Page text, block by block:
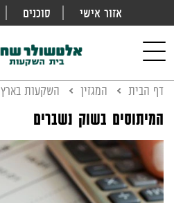
אזור אישי סוכנים
navigation
דף הבית המגזין השקעות בארץ
המיתוסים בשוק נשברים